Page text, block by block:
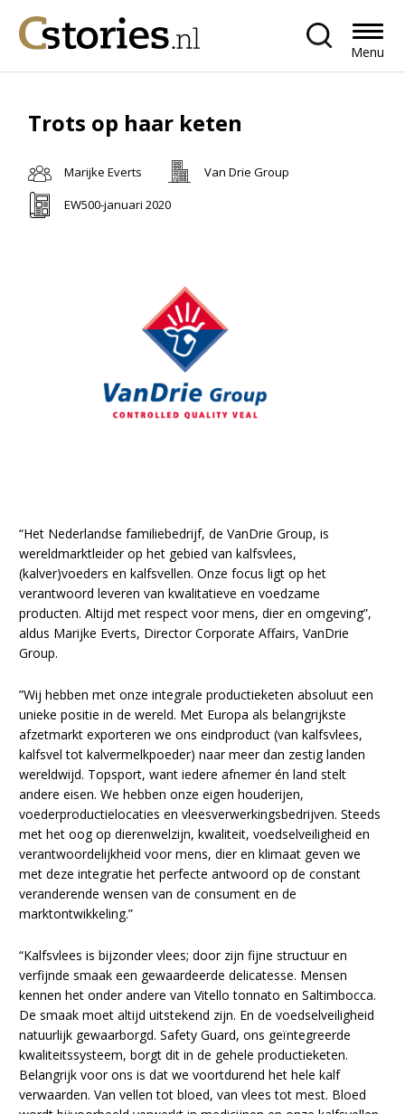
Menu
Trots op haar keten
Marijke Everts
Van Drie Group
EW500-januari 2020
“Het Nederlandse familiebedrijf, de VanDrie Group, is
wereldmarktleider op het gebied van kalfsvlees,
(kalver)voeders en kalfsvellen. Onze focus ligt op het
verantwoord leveren van kwalitatieve en voedzame
producten. Altijd met respect voor mens, dier en omgeving”,
aldus Marijke Everts, Director Corporate Affairs, VanDrie
Group.
”Wij hebben met onze integrale productieketen absoluut een
unieke positie in de wereld. Met Europa als belangrijkste
afzetmarkt exporteren we ons eindproduct (van kalfsvlees,
kalfsvel tot kalvermelkpoeder) naar meer dan zestig landen
wereldwijd. Topsport, want iedere afnemer én land stelt
andere eisen. We hebben onze eigen houderijen,
voederproductielocaties en vleesverwerkingsbedrijven. Steeds
met het oog op dierenwelzijn, kwaliteit, voedselveiligheid en
verantwoordelijkheid voor mens, dier en klimaat geven we
met deze integratie het perfecte antwoord op de constant
veranderende wensen van de consument en de
marktontwikkeling.”
“Kalfsvlees is bijzonder vlees; door zijn fijne structuur en
verfijnde smaak een gewaardeerde delicatesse. Mensen
kennen het onder andere van Vitello tonnato en Saltimbocca.
De smaak moet altijd uitstekend zijn. En de voedselveiligheid
natuurlijk gewaarborgd. Safety Guard, ons geïntegreerde
kwaliteitssysteem, borgt dit in de gehele productieketen.
Belangrijk voor ons is dat we voortdurend het hele kalf
verwaarden. Van vellen tot bloed, van vlees tot mest. Bloed